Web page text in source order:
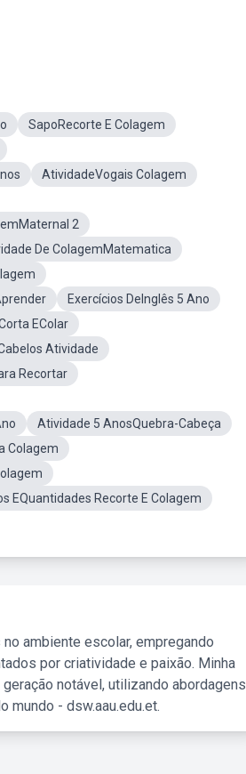
SapoRecorte E Colagem
AtividadeVogais Colagem
2
De ColagemMatematica
Exercícios DeInglês 5 Ano
EColar
Atividade
Recortar
Atividade 5 AnosQuebra-Cabeça
Colagem
EQuantidades Recorte E Colagem
ambiente escolar, empregando
por criatividade e paixão. Minha
notável, utilizando abordagens
- dsw.aau.edu.et.